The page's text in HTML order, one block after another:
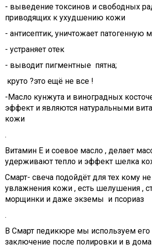
- выведение токсинов и свободных
приводящих к ухудшению кожи
- антисептик, уничтожает патогенную
- устраняет отек
- выводит пигментные пятна;
круто ?это ещё не все !
-Масло кунжута и виноградных
эффект и являются натуральными
кожи
.
Витамин Е и соевое масло , делает
удерживают тепло и эффект шелка
Смарт- свеча подойдёт для тех кому не
увлажнения кожи , есть шелушения ,
морщинки и даже экземы и псориаз
.
В Смарт педикюре мы используем
заключение после полировки и в